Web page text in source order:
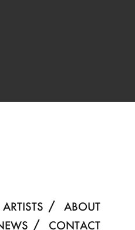
ABOUT
CONTACT